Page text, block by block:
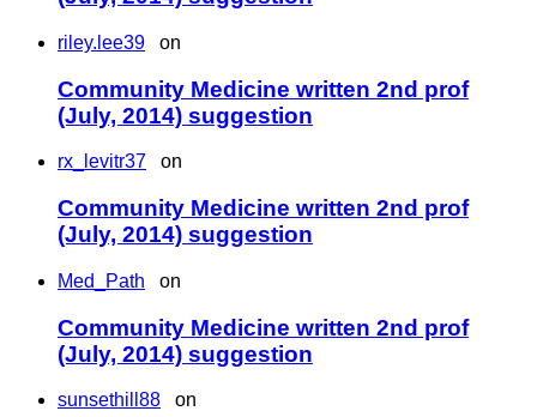
riley.lee39 on
Community Medicine written 2nd prof
(July, 2014) suggestion
rx_levitr37 on
Community Medicine written 2nd prof
(July, 2014) suggestion
Med_Path on
Community Medicine written 2nd prof
(July, 2014) suggestion
sunsethill88 on